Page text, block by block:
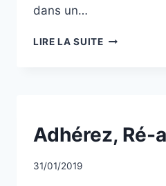
dans un…
LIRE LA SUITEQUAND
CLAMARTOIS
NON
CLASSÉ
Adhérez, Ré-
Par
31/01/2019